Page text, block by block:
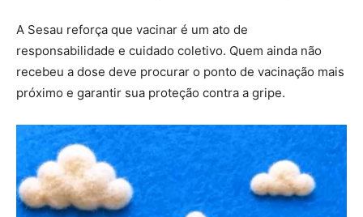
A Sesau reforça que vacinar é um ato de
responsabilidade e cuidado coletivo. Quem ainda não
recebeu a dose deve procurar o ponto de vacinação mais
próximo e garantir sua proteção contra a gripe.